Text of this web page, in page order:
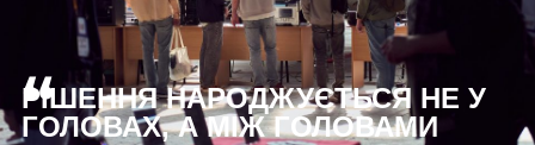
“
РІШЕННЯ НАРОДЖУЄТЬСЯ НЕ У
ГОЛОВАХ, А МІЖ ГОЛОВАМИ